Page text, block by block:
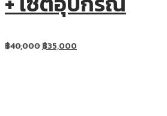
฿40,000฿35,000